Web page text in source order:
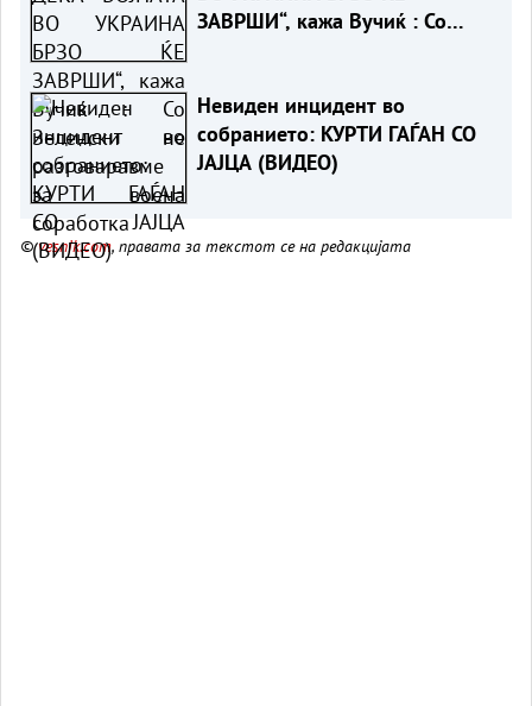
ЗАВРШИ“, кажа Вучиќ : Со
Невиден инцидент во
собранието: КУРТИ ГАЃАН СО
ЈАЈЦА (ВИДЕО)
©vesnik.com, правата за текстот се на редакцијата